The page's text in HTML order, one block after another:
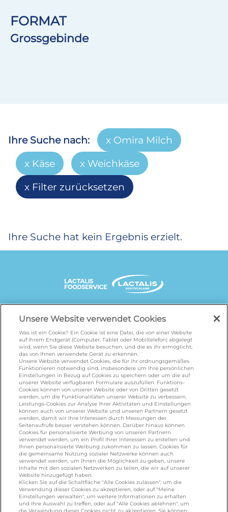
FORMAT
Grossgebinde
Ihre Suche nach:
Omira Milch
Käse
Weichkäse
Filter zurücksetzen
Ihre Suche hat kein Ergebnis erzielt.
UNSERE MARKENSEITEN
galbani.de/leerdammer.de/president.de
salakis.de/frankenland.com/
omiramilch.de/minusl.de
KONTAKT
foodservice.info@de.lactalis.com
Lactalis Deutschland GmbH - Tel: +49 (0)751
887 366 /lactalis.de
Omira Bodenseemilch GmbH - Tel: +49
(0)751 887 366 /omira.de
Unsere Website verwendet Cookies
Was ist ein Cookie? Ein Cookie ist eine Datei, die von einer Website
auf Ihrem Endgerät (Computer, Tablet oder Mobiltelefon) abgelegt
wird, wenn Sie diese Website besuchen, und die es ihr ermöglicht,
das von Ihnen verwendete Gerät zu erkennen.
Unsere Website verwendet Cookies, die für ihr ordnungsgemäßes
Funktionieren notwendig sind, insbesondere um Ihre persönlichen
Einstellungen in Bezug auf Cookies zu speichern oder um die auf
unserer Website verfügbaren Formulare auszufüllen. Funktions-
Cookies können von unserer Website oder von Dritten gesetzt
werden, um die Funktionalitäten unserer Website zu verbessern.
Leistungs-Cookies zur Analyse Ihrer Aktivitäten und Einstellungen
können auch von unserer Website und unseren Partnern gesetzt
werden, damit wir Ihre Interessen durch Messungen der
Seitenaufrufe besser verstehen können. Darüber hinaus können
Cookies für personalisierte Werbung von unseren Partnern
verwendet werden, um ein Profil Ihrer Interessen zu erstellen und
Ihnen personalisierte Werbung zukommen zu lassen. Cookies für
die gemeinsame Nutzung sozialer Netzwerke können auch
verwendet werden, um Ihnen die Möglichkeit zu geben, unsere
Inhalte mit den sozialen Netzwerken zu teilen, die wir auf unserer
Website hinzugefügt haben.
Klicken Sie auf die Schaltfläche "Alle Cookies zulassen", um die
Verwendung dieser Cookies zu akzeptieren, oder auf "Meine
Einstellungen verwalten", um weitere Informationen zu erhalten
und Ihre Auswahl zu treffen, oder auf "Alle Cookies ablehnen", um
die Verwendung dieser Cookies nicht zu akzeptieren. Sie können